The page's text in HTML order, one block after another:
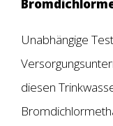
Unabhängige
diesen